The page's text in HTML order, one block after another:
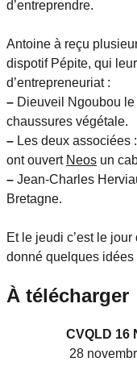
d’entreprendre.
Antoine à reçu
dispotif Pépite, qui
d’entrepreneuriat :
– Dieuveil Ngoubou le
chaussures végétale.
– Les deux associées
ont ouvert Neos un
– Jean-Charles
Bretagne.
Et le jeudi c’est le
donné quelques idées
À télécharger
CVQLD 16
28